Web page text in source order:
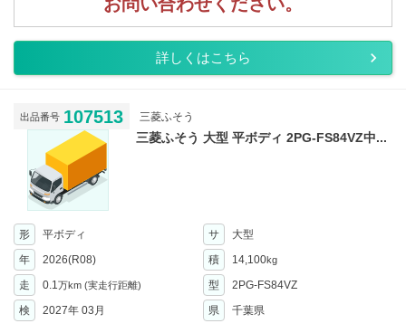
詳しくはこちら
出品番号 107513 三菱ふそう
三菱ふそう 大型 平ボディ 2PG-FS84VZ中...
形 平ボディ サ
大型
年
2026(R08) 積 14,100kg
走 0.1万km (実走行距離) 型
2PG-FS84VZ
検
2027年 03月 県 千葉県